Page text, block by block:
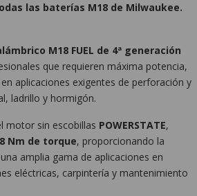
las baterías M18 de Milwaukee.
M18 FUEL de 4ª generación
que requieren máxima potencia,
aplicaciones exigentes de perforación y
ladrillo y hormigón.
motor sin escobillas POWERSTATE,
Nm de torque, proporcionando la
amplia gama de aplicaciones en
eléctricas, carpintería y mantenimiento